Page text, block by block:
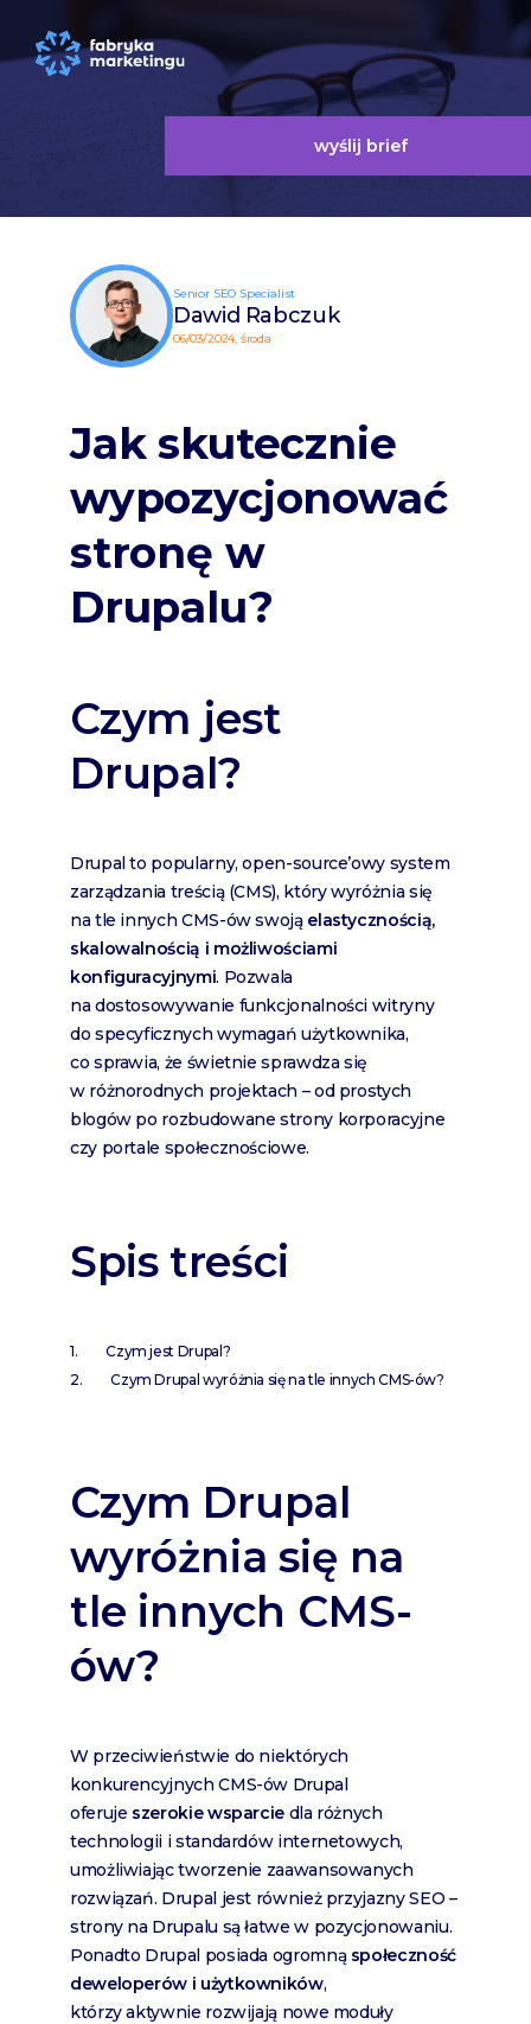
wyślij brief
Senior SEO Specialist
Dawid Rabczuk
06/03/2024, środa
Jak skutecznie
wypozycjonować
stronę w
Drupalu?
Czym jest
Drupal?
Drupal to popularny, open-source’owy system
zarządzania treścią (CMS), który wyróżnia się
na tle innych CMS-ów swoją elastycznością,
skalowalnością i możliwościami
konfiguracyjnymi. Pozwala
na dostosowywanie funkcjonalności witryny
do specyficznych wymagań użytkownika,
co sprawia, że świetnie sprawdza się
w różnorodnych projektach – od prostych
blogów po rozbudowane strony korporacyjne
czy portale społecznościowe.
Spis treści
Czym jest Drupal?
Czym Drupal wyróżnia się na tle innych CMS-ów?
Czym Drupal
wyróżnia się na
tle innych CMS-
ów?
W przeciwieństwie do niektórych
konkurencyjnych CMS-ów Drupal
oferuje szerokie wsparcie dla różnych
technologii i standardów internetowych,
umożliwiając tworzenie zaawansowanych
rozwiązań. Drupal jest również przyjazny SEO –
strony na Drupalu są łatwe w pozycjonowaniu.
Ponadto Drupal posiada ogromnąspołeczność
deweloperów i użytkowników,
którzy aktywnie rozwijają nowe moduły